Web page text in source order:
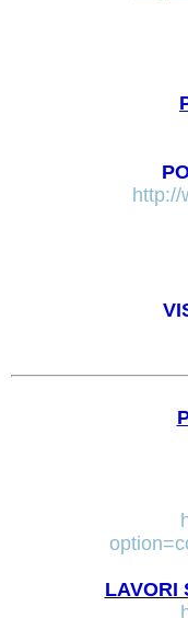
http://
LAVORI